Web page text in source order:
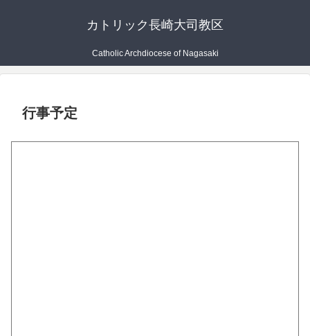
カトリック長崎大司教区
Catholic Archdiocese of Nagasaki
行事予定